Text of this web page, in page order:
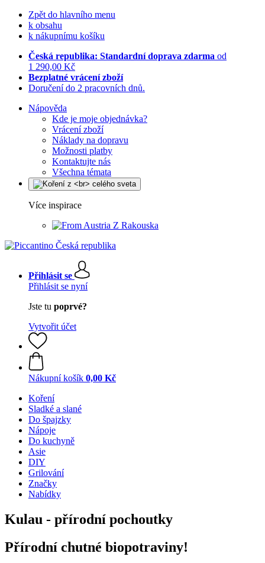
Zpět do hlavního menu
k obsahu
k nákupnímu košíku
Česká republika: Standardní doprava zdarma od
1 290,00 Kč
Bezplatné vrácení zboží
Doručení do 2 pracovních dnů.
Nápověda
Kde je moje objednávka?
Vrácení zboží
Náklady na dopravu
Možnosti platby
Kontaktujte nás
Všechna témata
Více inspirace
Z Rakouska
Přihlásit se
Přihlásit se nyní
Jste tu poprvé?
Vytvořit účet
Nákupní košík 0,00 Kč
Koření
Sladké a slané
Do špajzky
Nápoje
Do kuchyně
Asie
DIY
Grilování
Značky
Nabídky
Kulau - přírodní pochoutky
Přírodní chutné biopotraviny!